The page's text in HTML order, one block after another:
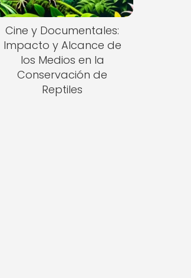
Cine y Documentales:
Impacto y Alcance de
los Medios en la
Conservación de
Reptiles